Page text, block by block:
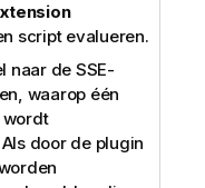
script evalueren.
naar de SSE-
waarop één
door de plugin